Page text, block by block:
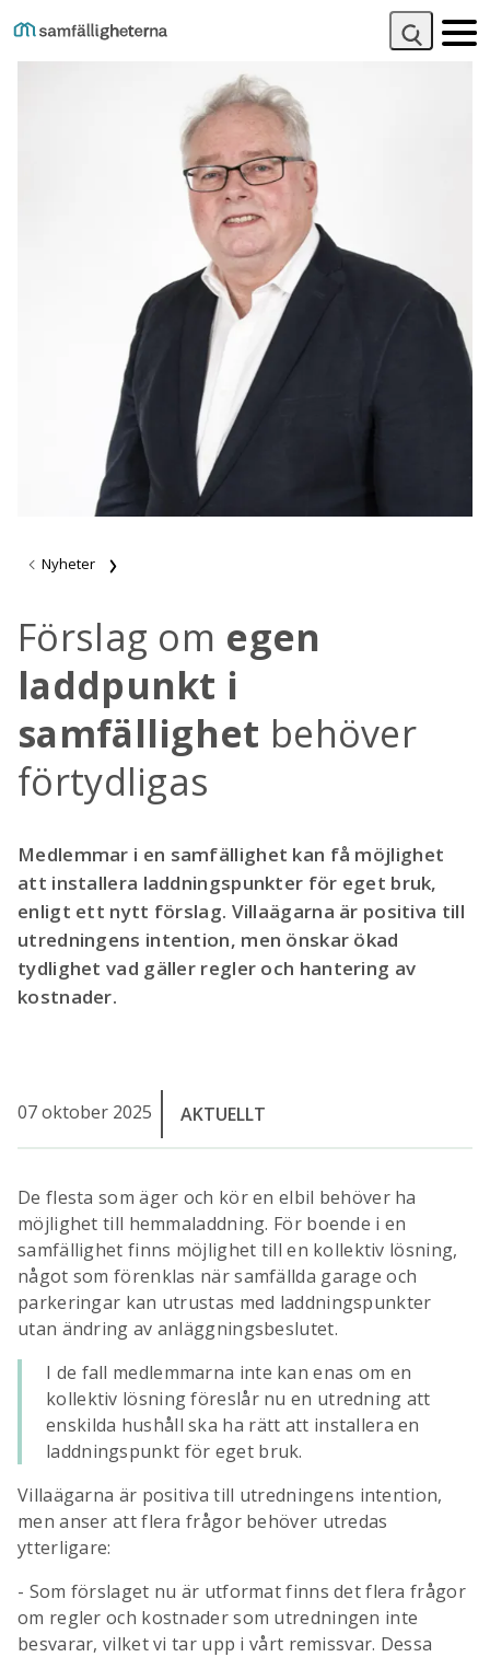
Nyheter
Förslag om egen
laddpunkt i
samfällighet behöver
förtydligas
Medlemmar i en samfällighet kan få möjlighet
att installera laddningspunkter för eget bruk,
enligt ett nytt förslag. Villaägarna är positiva till
utredningens intention, men önskar ökad
tydlighet vad gäller regler och hantering av
kostnader.
07 oktober 2025 AKTUELLT
De flesta som äger och kör en elbil behöver ha
möjlighet till hemmaladdning. För boende i en
samfällighet finns möjlighet till en kollektiv lösning,
något som förenklas när samfällda garage och
parkeringar kan utrustas med laddningspunkter
utan ändring av anläggningsbeslutet.
I de fall medlemmarna inte kan enas om en
kollektiv lösning föreslår nu en utredning att
enskilda hushåll ska ha rätt att installera en
laddningspunkt för eget bruk.
Villaägarna är positiva till utredningens intention,
men anser att flera frågor behöver utredas
ytterligare:
- Som förslaget nu är utformat finns det flera frågor
om regler och kostnader som utredningen inte
besvarar, vilket vi tar upp i vårt remissvar. Dessa